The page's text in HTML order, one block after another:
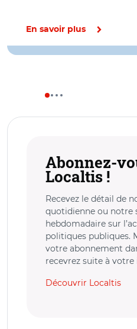
En savoir plus
Abonnez-
Localtis !
Recevez le détail de
quotidienne ou notre
hebdomadaire sur
politiques publiques.
votre abonnement
recevrez suite à
Découvrir Localtis